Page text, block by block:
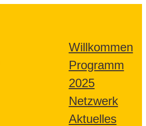
Willkommen
Programm
2025
Netzwerk
Aktuelles